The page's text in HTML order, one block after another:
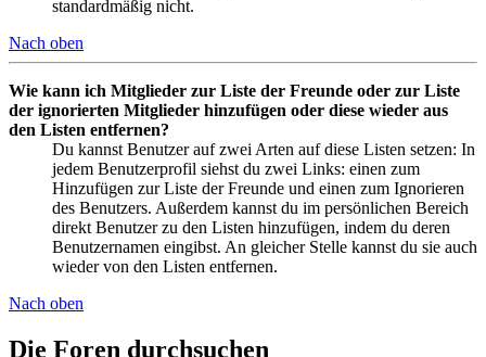
standardmäßig nicht.
Nach oben
Wie kann ich Mitglieder zur Liste der Freunde oder zur Liste
der ignorierten Mitglieder hinzufügen oder diese wieder aus
den Listen entfernen?
Du kannst Benutzer auf zwei Arten auf diese Listen setzen: In
jedem Benutzerprofil siehst du zwei Links: einen zum
Hinzufügen zur Liste der Freunde und einen zum Ignorieren
des Benutzers. Außerdem kannst du im persönlichen Bereich
direkt Benutzer zu den Listen hinzufügen, indem du deren
Benutzernamen eingibst. An gleicher Stelle kannst du sie auch
wieder von den Listen entfernen.
Nach oben
Die Foren durchsuchen